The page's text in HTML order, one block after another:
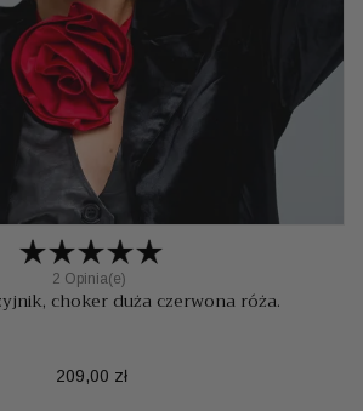
2 Opinia(e)
choker duża czerwona róża.
Cena
209,00 zł